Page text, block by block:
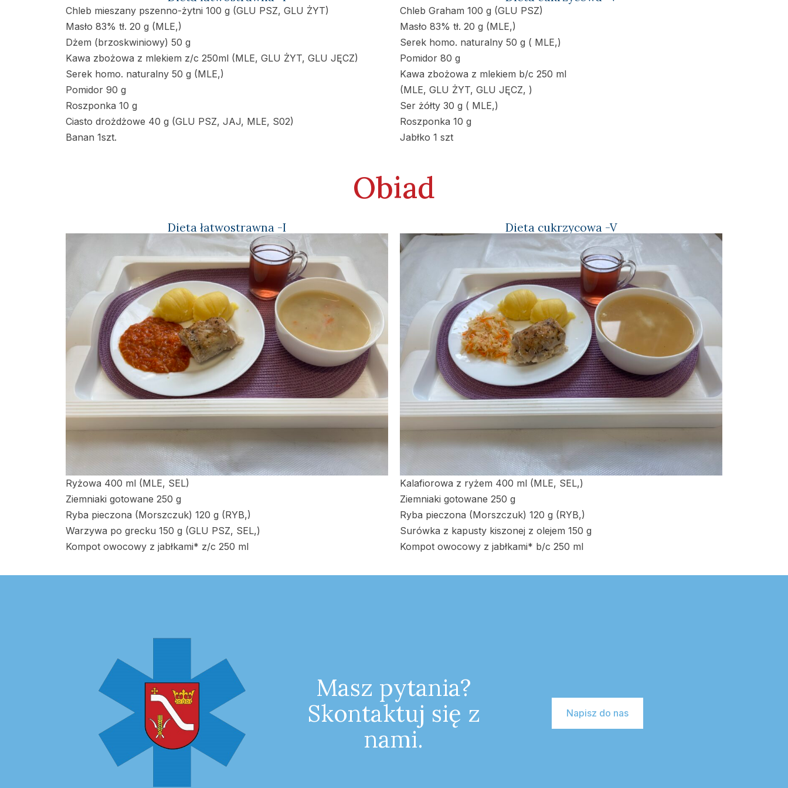
Chleb mieszany pszenno-żytni 100 g (GLU PSZ, GLU ŻYT)
Masło 83% tł. 20 g (MLE,)
Dżem (brzoskwiniowy) 50 g
Kawa zbożowa z mlekiem z/c 250ml (MLE, GLU ŻYT, GLU JĘCZ)
Serek homo. naturalny 50 g (MLE,)
Pomidor 90 g
Roszponka 10 g
Ciasto drożdżowe 40 g (GLU PSZ, JAJ, MLE, S02)
Banan 1szt.
Chleb Graham 100 g (GLU PSZ)
Masło 83% tł. 20 g (MLE,)
Serek homo. naturalny 50 g ( MLE,)
Pomidor 80 g
Kawa zbożowa z mlekiem b/c 250 ml
(MLE, GLU ŻYT, GLU JĘCZ, )
Ser żółty 30 g ( MLE,)
Roszponka 10 g
Jabłko 1 szt
Obiad
Dieta łatwostrawna -I
Ryżowa 400 ml (MLE, SEL)
Ziemniaki gotowane 250 g
Ryba pieczona (Morszczuk) 120 g (RYB,)
Warzywa po grecku 150 g (GLU PSZ, SEL,)
Kompot owocowy z jabłkami* z/c 250 ml
Dieta cukrzycowa -V
Kalafiorowa z ryżem 400 ml (MLE, SEL,)
Ziemniaki gotowane 250 g
Ryba pieczona (Morszczuk) 120 g (RYB,)
Surówka z kapusty kiszonej z olejem 150 g
Kompot owocowy z jabłkami* b/c 250 ml
Masz pytania?
Skontaktuj się z
nami.
Napisz do nas